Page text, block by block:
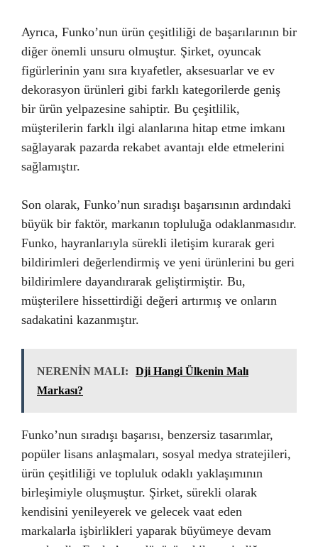
Ayrıca, Funko’nun ürün çeşitliliği de başarılarının bir
diğer önemli unsuru olmuştur. Şirket, oyuncak
figürlerinin yanı sıra kıyafetler, aksesuarlar ve ev
dekorasyon ürünleri gibi farklı kategorilerde geniş
bir ürün yelpazesine sahiptir. Bu çeşitlilik,
müşterilerin farklı ilgi alanlarına hitap etme imkanı
sağlayarak pazarda rekabet avantajı elde etmelerini
sağlamıştır.
Son olarak, Funko’nun sıradışı başarısının ardındaki
büyük bir faktör, markanın topluluğa odaklanmasıdır.
Funko, hayranlarıyla sürekli iletişim kurarak geri
bildirimleri değerlendirmiş ve yeni ürünlerini bu geri
bildirimlere dayandırarak geliştirmiştir. Bu,
müşterilere hissettirdiği değeri artırmış ve onların
sadakatini kazanmıştır.
NERENİN MALI:
Dji Hangi Ülkenin Malı
Markası?
Funko’nun sıradışı başarısı, benzersiz tasarımlar,
popüler lisans anlaşmaları, sosyal medya stratejileri,
ürün çeşitliliği ve topluluk odaklı yaklaşımının
birleşimiyle oluşmuştur. Şirket, sürekli olarak
kendisini yenileyerek ve gelecek vaat eden
markalarla işbirlikleri yaparak büyümeye devam